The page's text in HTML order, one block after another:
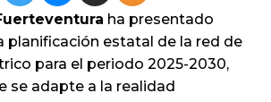
ha presentado
planificación estatal de la red de
para el periodo 2025-2030,
se adapte a la realidad